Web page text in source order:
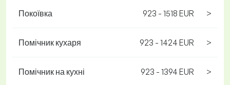
Покоївка 923 - 1518 EUR >
Помічник кухаря 923 - 1424 EUR >
Помічник на кухні 923 - 1394 EUR >